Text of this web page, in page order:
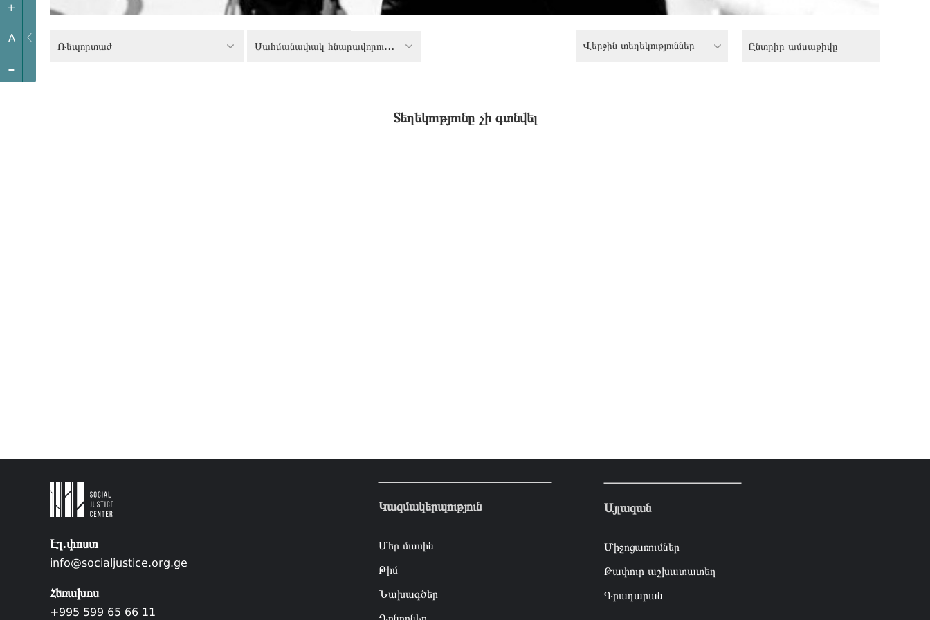
+
A
-
Ռեպորտաժ Սահմանափակ հնարավորություններ ունեցող անձանց իրավունքներ Վերջին տեղեկություններ
Տեղեկությունը չի գտնվել
Էլ.փոստ
info@socialjustice.org.ge
Հեռախոս
+995 599 65 66 11
Կազմակերպություն
Մեր մասին
Թիմ
Նախագծեր
Այլազան
Միջոցառումներ
Թափուր աշխատատեղ
Գրադարան